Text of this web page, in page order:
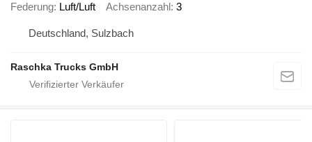
Federung Luft/Luft Achsenanzahl 3
Deutschland, Sulzbach
Raschka Trucks GmbH